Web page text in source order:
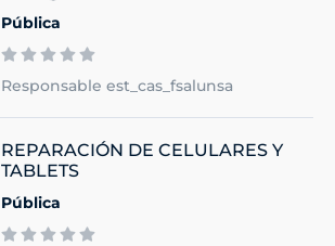
Pública
Responsable est_cas_fsalunsa
REPARACIÓN DE CELULARES Y
TABLETS
Pública